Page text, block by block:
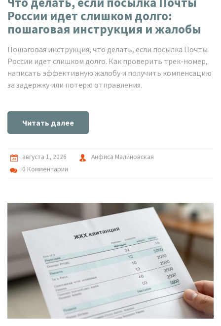
России идет слишком долго:
пошаговая инструкция и жалобы
Пошаговая инструкция, что делать, если посылка Почты
России идет слишком долго. Как проверить трек-номер,
написать эффективную жалобу и получить компенсацию
за задержку или потерю отправления.
Читать далее
августа 1, 2026
Анфиса Малиновская
0 Комментарии